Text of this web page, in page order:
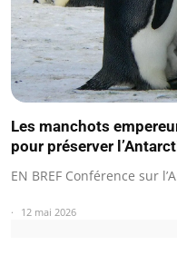
Les manchots
pour préserver
EN BREF Conférence sur
12 mai 2026